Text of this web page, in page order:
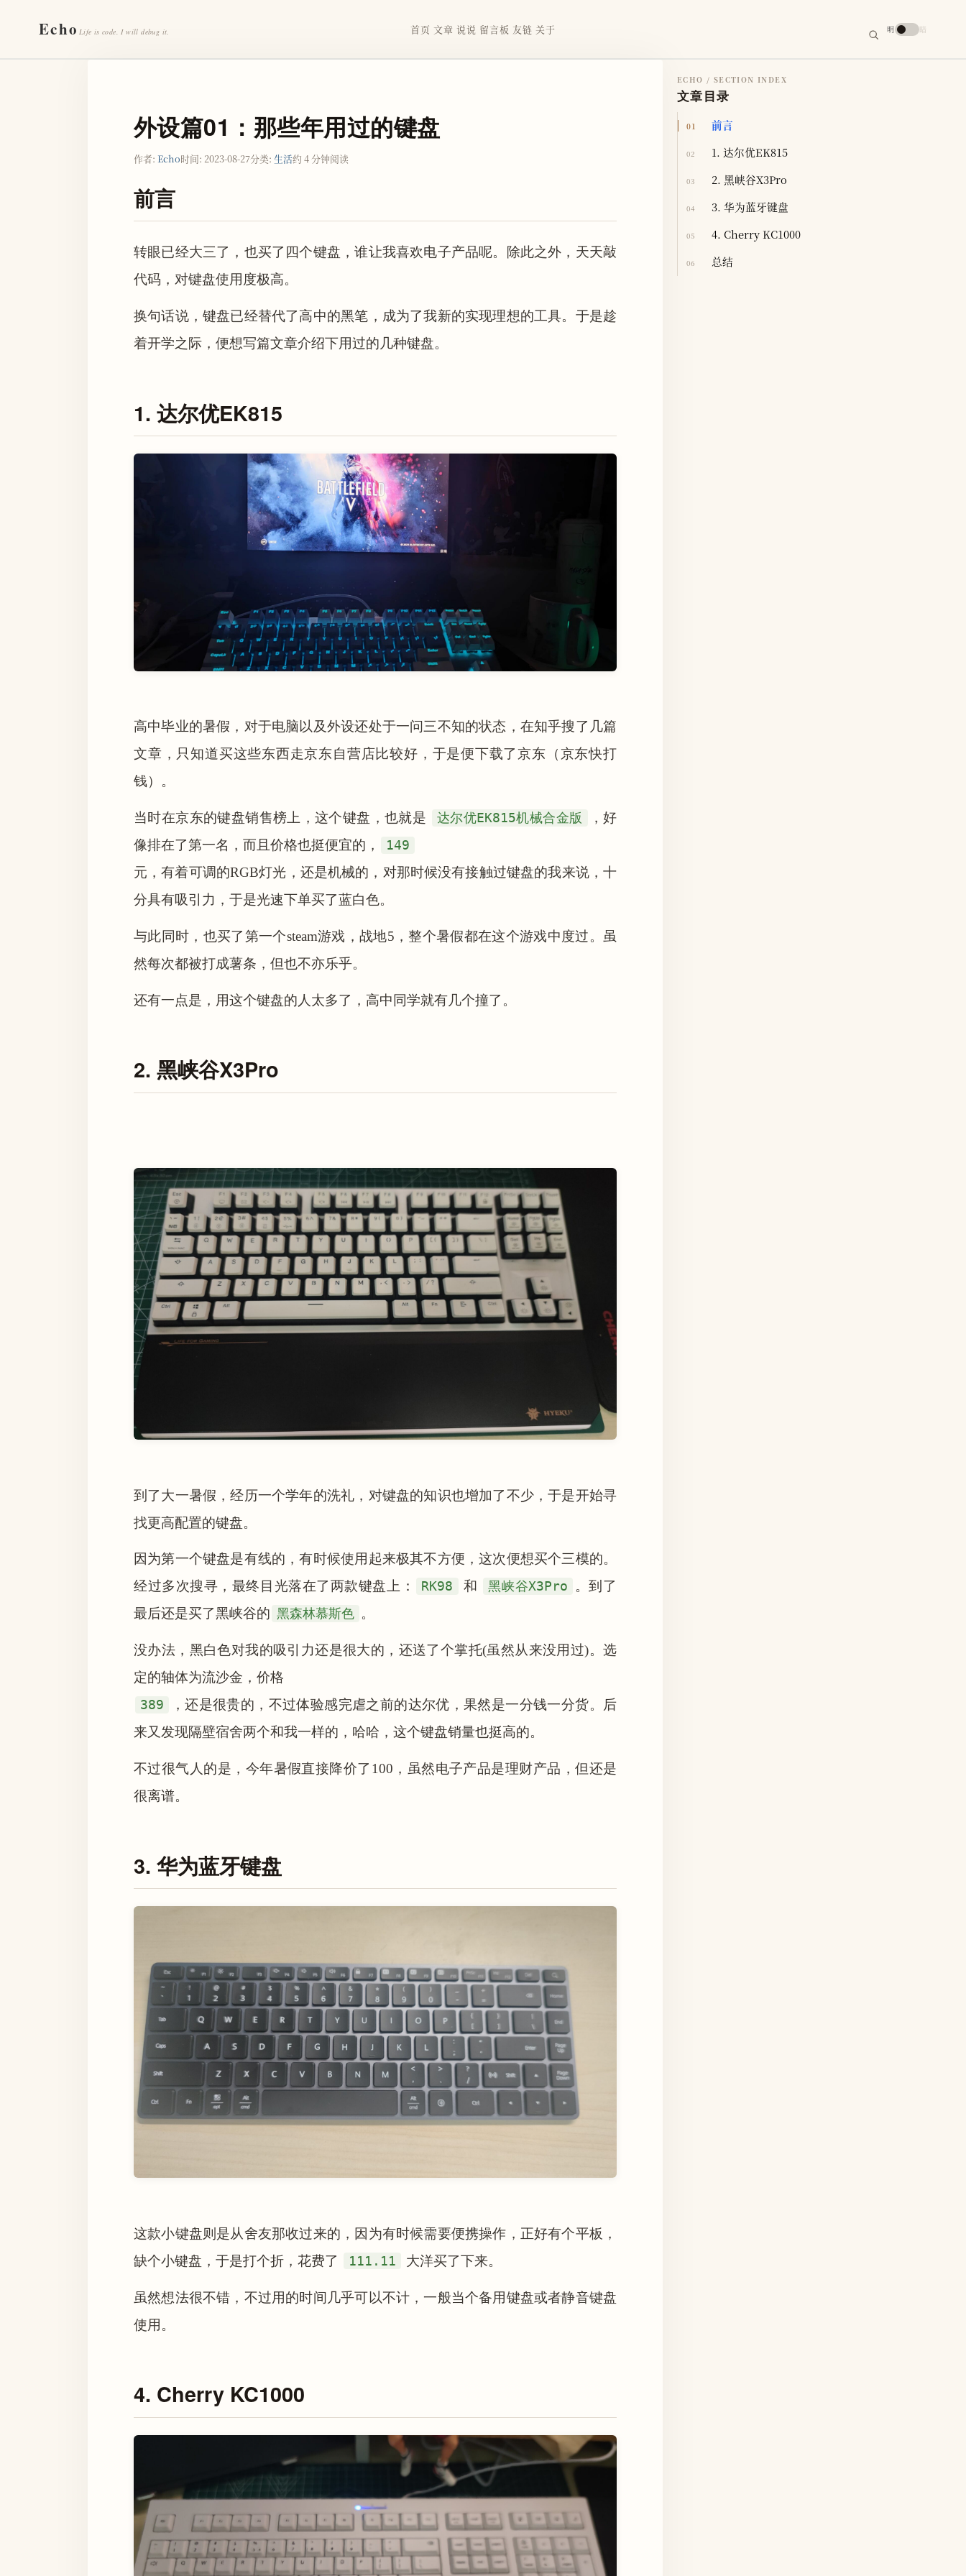
Echo Life is code. I will debug it.
索搜
明 暗
首页 文章 说说 留言板 友链 关于
外设篇01：那些年用过的键盘
作者: Echo时间: 2023-08-27分类: 生活约 4 分钟阅读
前言
转眼已经大三了，也买了四个键盘，谁让我喜欢电子产品呢。除此之外，天天敲
代码，对键盘使用度极高。
换句话说，键盘已经替代了高中的黑笔，成为了我新的实现理想的工具。于是趁
着开学之际，便想写篇文章介绍下用过的几种键盘。
1. 达尔优EK815
高中毕业的暑假，对于电脑以及外设还处于一问三不知的状态，在知乎搜了几篇
文章，只知道买这些东西走京东自营店比较好，于是便下载了京东（京东快打
钱）。
当时在京东的键盘销售榜上，这个键盘，也就是 达尔优EK815机械合金版
，好
像排在了第一名，而且价格也挺便宜的，
149
元，有着可调的RGB灯光，还是机械的，对那时候没有接触过键盘的我来说，十
分具有吸引力，于是光速下单买了蓝白色。
与此同时，也买了第一个steam游戏，战地5，整个暑假都在这个游戏中度过。虽
然每次都被打成薯条，但也不亦乐乎。
还有一点是，用这个键盘的人太多了，高中同学就有几个撞了。
2. 黑峡谷X3Pro
到了大一暑假，经历一个学年的洗礼，对键盘的知识也增加了不少，于是开始寻
找更高配置的键盘。
因为第一个键盘是有线的，有时候使用起来极其不方便，这次便想买个三模的。
经过多次搜寻，最终目光落在了两款键盘上：
RK98 和 黑峡谷X3Pro
。到了
最后还是买了黑峡谷的 黑森林慕斯色 。
没办法，黑白色对我的吸引力还是很大的，还送了个掌托(虽然从来没用过)。选
定的轴体为流沙金，价格
389
，还是很贵的，不过体验感完虐之前的达尔优，果然是一分钱一分货。后
来又发现隔壁宿舍两个和我一样的，哈哈，这个键盘销量也挺高的。
不过很气人的是，今年暑假直接降价了100，虽然电子产品是理财产品，但还是
很离谱。
3. 华为蓝牙键盘
这款小键盘则是从舍友那收过来的，因为有时候需要便携操作，正好有个平板，
缺个小键盘，于是打个折，花费了
111.11 大洋买了下来。
虽然想法很不错，不过用的时间几乎可以不计，一般当个备用键盘或者静音键盘
使用。
4. Cherry KC1000
ECHO / SECTION INDEX
文章目录
01 前言
02 1. 达尔优EK815
03 2. 黑峡谷X3Pro
04 3. 华为蓝牙键盘
05 4. Cherry KC1000
06 总结